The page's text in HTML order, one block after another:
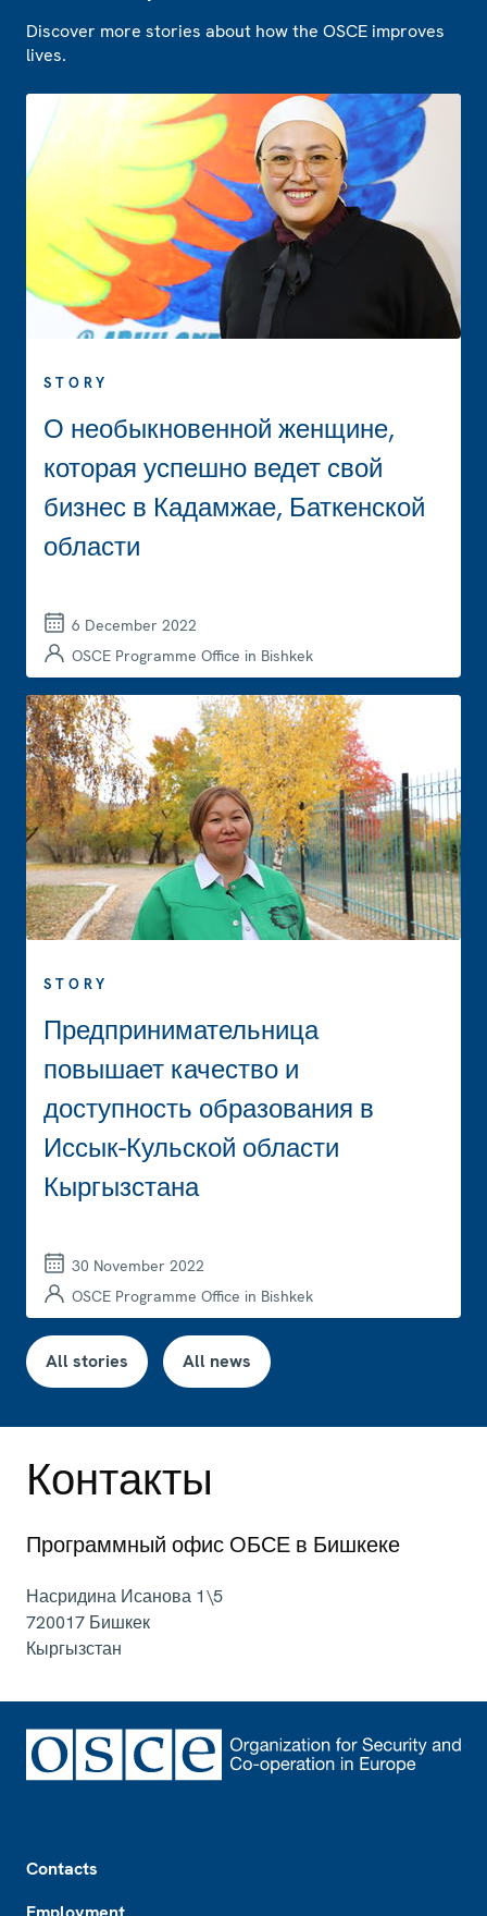
Discover more stories about how the OSCE improves
lives.
STORY
О необыкновенной женщине,
которая успешно ведет свой
бизнес в Кадамжае, Баткенской
области
6 December 2022
OSCE Programme Office in Bishkek
STORY
Предпринимательница
повышает качество и
доступность образования в
Иссык-Кульской области
Кыргызстана
30 November 2022
OSCE Programme Office in Bishkek
All stories All news
Контакты
Программный офис ОБСЕ в Бишкеке
Насридина Исанова 1\5
720017 Бишкек
Кыргызстан
Contacts